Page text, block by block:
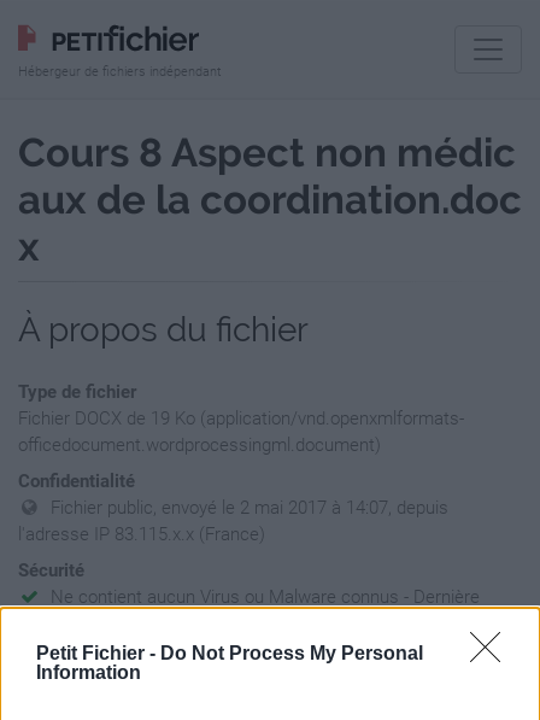
Petit Fichier - Do Not Process My Personal
Information
Hébergeur de fichiers indépendant
Cours 8 Aspect non médic
aux de la coordination.doc
x
À propos du fichier
Type de fichier
Fichier DOCX de 19 Ko (application/vnd.openxmlformats-
officedocument.wordprocessingml.document)
Confidentialité
Fichier public, envoyé le 2 mai 2017 à 14:07, depuis
l'adresse IP 83.115.x.x (France)
Sécurité
Ne contient aucun Virus ou Malware connus - Dernière
Statistiques
La présente page de téléchargement a été vue 670 fois depuis